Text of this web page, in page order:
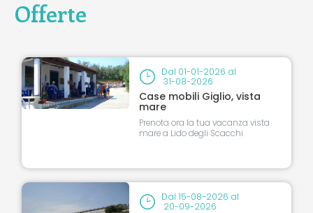
Offerte
Dal 01-01-2026 al
31-08-2026
Case mobili Giglio, vista
mare
Prenota ora la tua vacanza vista
mare a Lido degli Scacchi
Dal 15-08-2026 al
20-09-2026
Leaflet |©Koobcamp S.r.l.